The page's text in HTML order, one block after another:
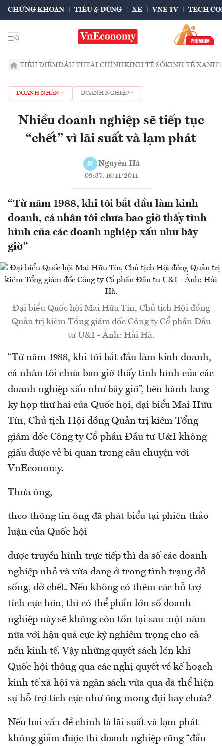
CHỨNG KHOÁN TIÊU & DÙNG XE VNE TV TECH
TIÊU ĐIỂMĐẦU TƯTÀI CHÍNHKINH TẾ SỐKINH TẾ XANH
DOANH NHÂN DOANH NGHIỆP
Nhiều doanh nghiệp sẽ tiếp tục
“chết” vì lãi suất và lạm phát
N Nguyên Hà
09:37, 16/11/2011
“Từ năm 1988, khi tôi bắt đầu làm kinh
doanh, cá nhân tôi chưa bao giờ thấy tình
hình của các doanh nghiệp xấu như bây
giờ”
Đại biểu Quốc hội Mai Hữu Tín, Chủ tịch Hội đồng
Quản trị kiêm Tổng giám đốc Công ty Cổ phần Đầu
tư U&I - Ảnh: Hải Hà.
“Từ năm 1988, khi tôi bắt đầu làm kinh doanh,
cá nhân tôi chưa bao giờ thấy tình hình của các
doanh nghiệp xấu như bây giờ”, bên hành lang
kỳ họp thứ hai của Quốc hội, đại biểu Mai Hữu
Tín, Chủ tịch Hội đồng Quản trị kiêm Tổng
giám đốc Công ty Cổ phần Đầu tư U&I không
giấu được vẻ bi quan trong câu chuyện với
VnEconomy.
Thưa ông,
theo thông tin ông đã phát biểu tại phiên thảo
luận của Quốc hội
được truyền hình trực tiếp thì đa số các doanh
nghiệp nhỏ và vừa đang ở trong tình trạng dở
sống, dở chết. Nếu không có thêm các hỗ trợ
tích cực hơn, thì có thể phần lớn số doanh
nghiệp này sẽ không còn tồn tại sau một năm
nữa với hậu quả cực kỳ nghiêm trọng cho cả
nền kinh tế. Vậy những quyết sách lớn khi
Quốc hội thông qua các nghị quyết về kế hoạch
kinh tế xã hội và ngân sách vừa qua đã thể hiện
sự hỗ trợ tích cực như ông mong đợi hay chưa?
Nếu hai vấn đề chính là lãi suất và lạm phát
không giảm được thì doanh nghiệp cũng “đầu